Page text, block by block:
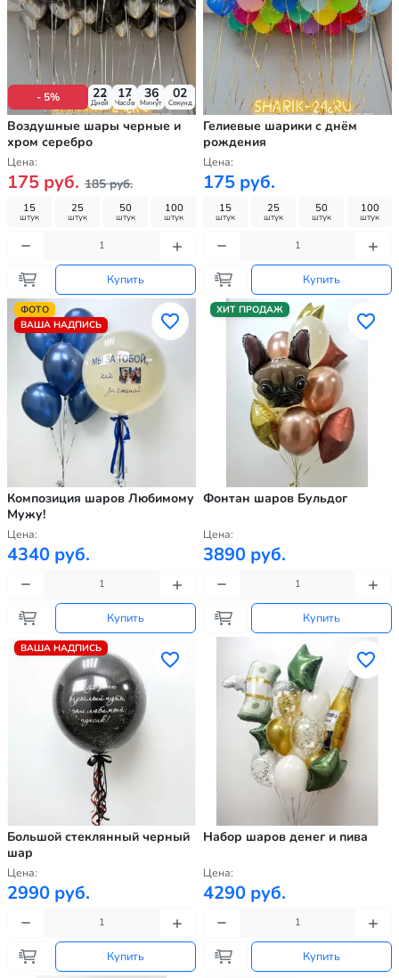
- 5% 22
Дней
17
Часов
36
Минут
00
Секунд
Воздушные шары черные и
хром серебро
Цена:
175 руб. 185 руб.
15
штук
25
штук
50
штук
100
штук
Купить
Гелиевые шарики с днём
рождения
Цена:
175 руб.
15
штук
25
штук
50
штук
100
штук
Купить
ФОТО
ВАША НАДПИСЬ
Композиция шаров Любимому
Мужу!
Цена:
4340 руб.
Купить
ХИТ ПРОДАЖ
Фонтан шаров Бульдог
Цена:
3890 руб.
Купить
ВАША НАДПИСЬ
Большой стеклянный черный
шар
Цена:
2990 руб.
Купить
Набор шаров денег и пива
Цена:
4290 руб.
Купить